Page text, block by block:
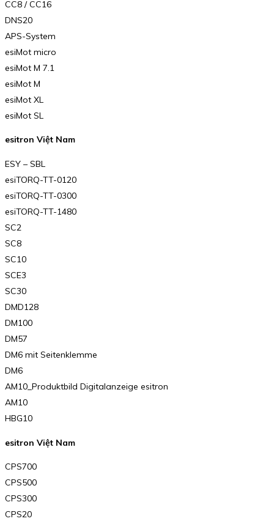
CC8 / CC16
DNS20
APS-System
esiMot micro
esiMot M 7.1
esiMot M
esiMot XL
esiMot SL
esitron Việt Nam
ESY – SBL
esiTORQ-TT-0120
esiTORQ-TT-0300
esiTORQ-TT-1480
SC2
SC8
SC10
SCE3
SC30
DMD128
DM100
DM57
DM6 mit Seitenklemme
DM6
AM10_Produktbild Digitalanzeige esitron
AM10
HBG10
esitron Việt Nam
CPS700
CPS500
CPS300
CPS20